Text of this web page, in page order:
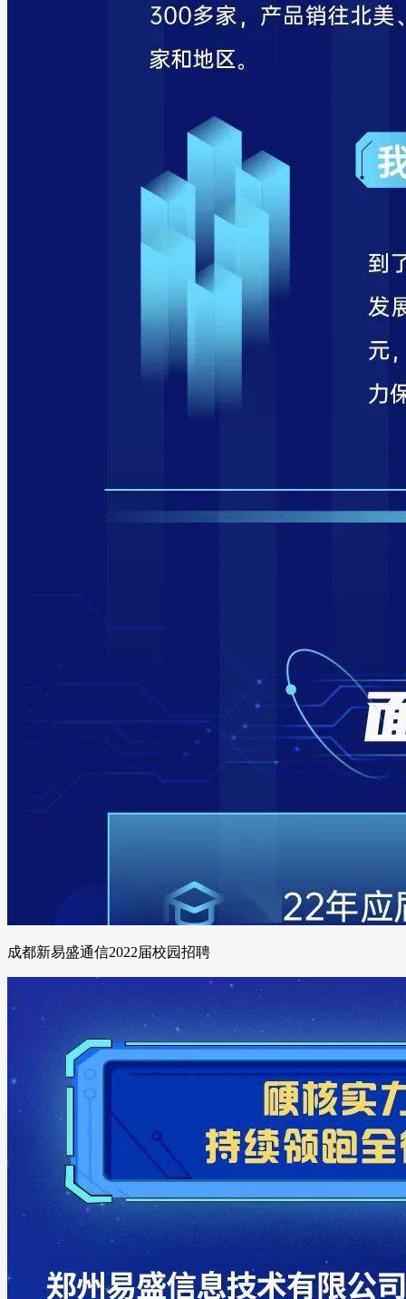
成都新易盛通信2022届校园招聘